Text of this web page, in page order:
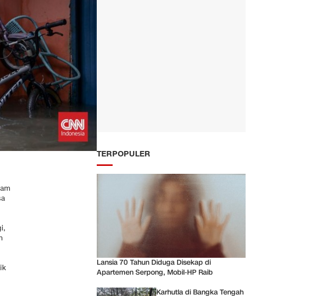
TERPOPULER
Lansia 70 Tahun Diduga Disekap di
Apartemen Serpong, Mobil-HP Raib
Karhutla di Bangka Tengah